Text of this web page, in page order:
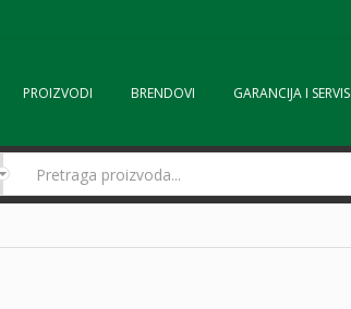
PROIZVODI BRENDOVI GARANCIJA I SERVIS